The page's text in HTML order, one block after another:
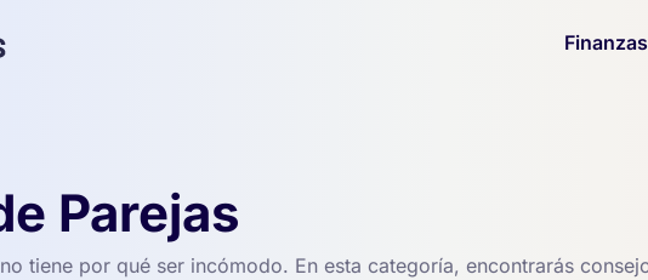
Finanzas
Parejas
tiene por qué ser incómodo. En esta categoría, encontrarás